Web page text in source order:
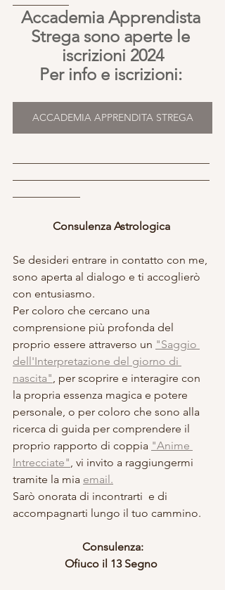
Accademia Apprendista
Strega sono aperte le
iscrizioni 2024
Per info e iscrizioni:
ACCADEMIA APPRENDITA STREGA
Consulenza Astrologica
Se desideri entrare in contatto con me,
sono aperta al dialogo e ti accoglierò
con entusiasmo.
Per coloro che cercano una
comprensione più profonda del
proprio essere attraverso un "Saggio
dell'Interpretazione del giorno di
nascita", per scoprire e interagire con
la propria essenza magica e potere
personale, o per coloro che sono alla
ricerca di guida per comprendere il
proprio rapporto di coppia "Anime
Intrecciate", vi invito a raggiungermi
tramite la mia email.
Sarò onorata di incontrarti  e di
accompagnarti lungo il tuo cammino.
Consulenza:
Ofiuco il 13 Segno